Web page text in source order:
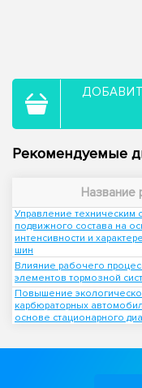
Рекомендуемые
Название
Управление техническим
подвижного состава на
интенсивности и
шин
Влияние рабочего
элементов тормозной
Повышение
карбюраторных
основе стационарного